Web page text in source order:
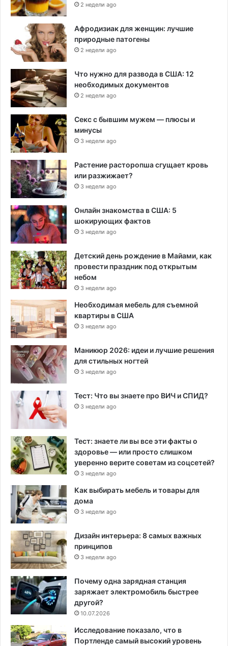
2 недели ago
Афродизиак для женщин: лучшие
природные патогены
2 недели ago
Что нужно для развода в США: 12
необходимых документов
2 недели ago
Секс с бывшим мужем — плюсы и
минусы
3 недели ago
Растение расторопша сгущает кровь
или разжижает?
3 недели ago
Онлайн знакомства в США: 5
шокирующих фактов
3 недели ago
Детский день рождение в Майами, как
провести праздник под открытым
небом
3 недели ago
Необходимая мебель для съемной
квартиры в США
3 недели ago
Маникюр 2026: идеи и лучшие решения
для стильных ногтей
3 недели ago
Тест: Что вы знаете про ВИЧ и СПИД?
3 недели ago
Тест: знаете ли вы все эти факты о
здоровье — или просто слишком
уверенно верите советам из соцсетей?
3 недели ago
Как выбирать мебель и товары для
дома
3 недели ago
Дизайн интерьера: 8 самых важных
принципов
3 недели ago
Почему одна зарядная станция
заряжает электромобиль быстрее
другой?
10.07.2026
Исследование показало, что в
Портленде самый высокий уровень